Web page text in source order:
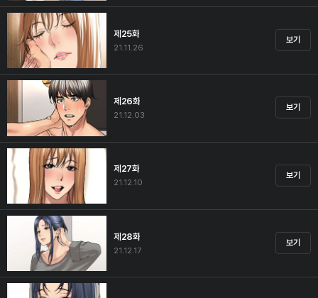
제25화
21.11.26
보기
제26화
21.12.03
보기
제27화
21.12.10
보기
제28화
21.12.17
보기